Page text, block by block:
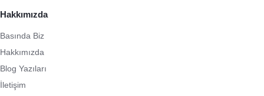
Hakkımızda
Basında Biz
Hakkımızda
Blog Yazıları
İletişim